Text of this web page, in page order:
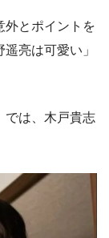
外とポイントを
亮は可愛い」
では、木戸貴志